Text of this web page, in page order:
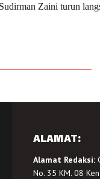
Zaini turun
ALAMAT:
Alamat Redaksi:
No. 35 KM. 08